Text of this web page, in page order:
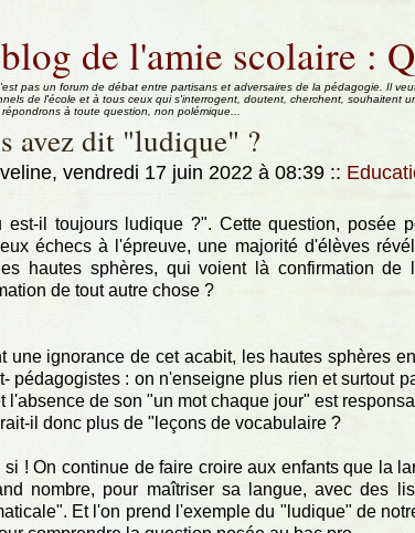
de l'amie scolaire :
pas un forum de débat entre partisans et adversaires de la pédagogie. Il
de l'école et à tous ceux qui s'interrogent, doutent, cherchent, souhaitent
à toute question, non polémique...
avez dit "ludique" ?
vendredi 17 juin 2022 à 08:39 ::
est-il toujours ludique ?". Cette question, posée
échecs à l'épreuve, une majorité d'élèves
hautes sphères, qui voient là confirmation
de tout autre chose ?
une ignorance de cet acabit, les hautes sphères
pédagogistes : on n'enseigne plus rien et surtout
l'absence de son "un mot chaque jour" est
il donc plus de "leçons de vocabulaire ?
si ! On continue de faire croire aux enfants que la
nombre, pour maîtriser sa langue, avec des
Et l'on prend l'exemple du "ludique" de